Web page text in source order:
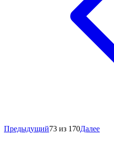
Предыдущий73 из 170Далее